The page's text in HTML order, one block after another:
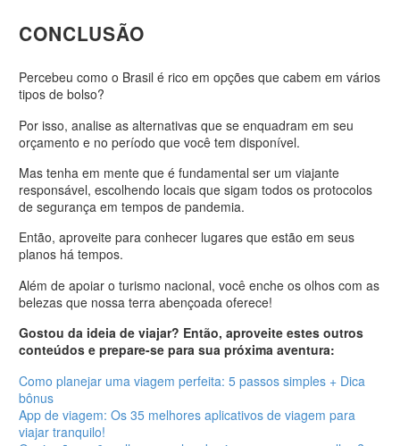
CONCLUSÃO
Percebeu como o Brasil é rico em opções que cabem em vários
tipos de bolso?
Por isso, analise as alternativas que se enquadram em seu
orçamento e no período que você tem disponível.
Mas tenha em mente que é fundamental ser um viajante
responsável, escolhendo locais que sigam todos os protocolos
de segurança em tempos de pandemia.
Então, aproveite para conhecer lugares que estão em seus
planos há tempos.
Além de apoiar o turismo nacional, você enche os olhos com as
belezas que nossa terra abençoada oferece!
Gostou da ideia de viajar? Então, aproveite estes outros
conteúdos e prepare-se para sua próxima aventura:
Como planejar uma viagem perfeita: 5 passos simples + Dica
bônus
App de viagem: Os 35 melhores aplicativos de viagem para
viajar tranquilo!